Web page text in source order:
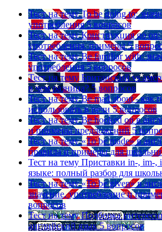
Тест на тему To be going to:
употребления 5 вопросов
Тест на тему Конструкция go
употребления, примеры 5
Тест на тему Be familiar with:
употребления 5 вопросов
Тест на тему Британский vs
в чем разница? 5 вопросов
Тест на тему Be mad about - как
использовать в речи 5 вопросов
Тест на тему Be hooked on в
и примеры предложений 5
Тест на тему «To be made» в
правила и примеры для
Тест на тему Приставки in-, im-,
языке: полный разбор для
Тест на тему «To be given» в
значение, употребление и
вопросов
Тест на тему Подборка
английский язык 5 вопросов